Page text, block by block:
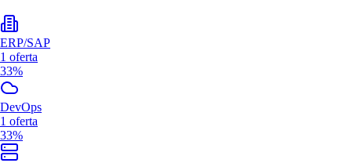
ERP/SAP
1 oferta
33%
DevOps
1 oferta
33%